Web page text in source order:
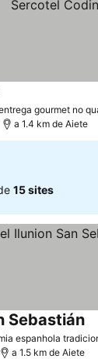
gourmet no
a 1.4 km de Aiete
15 sites
espanhola
Sebastián
a 1.5 km de Aiete